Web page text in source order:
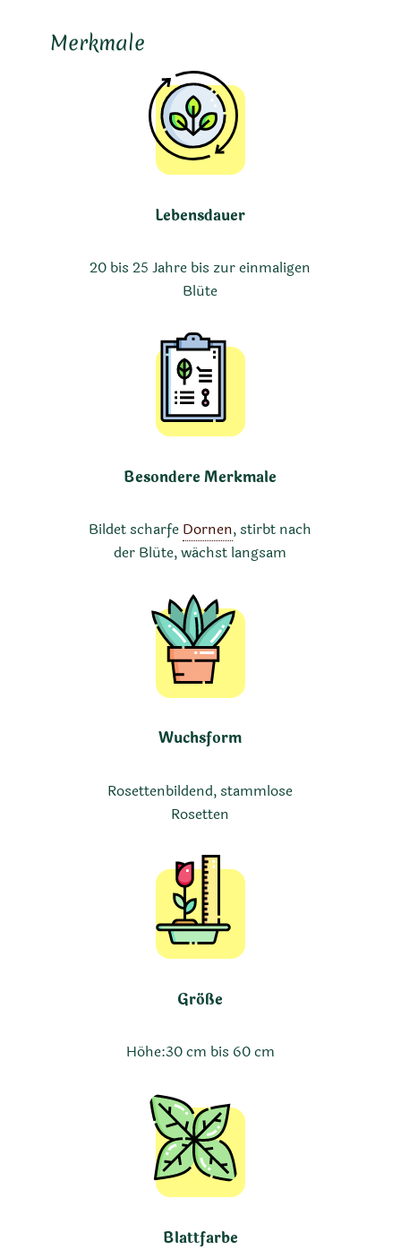
Merkmale
Lebensdauer
20 bis 25 Jahre bis zur einmaligen
Blüte
Besondere Merkmale
Bildet scharfe Dornen, stirbt nach
der Blüte, wächst langsam
Wuchsform
Rosettenbildend, stammlose
Rosetten
Größe
Höhe:30 cm bis 60 cm
Blattfarbe